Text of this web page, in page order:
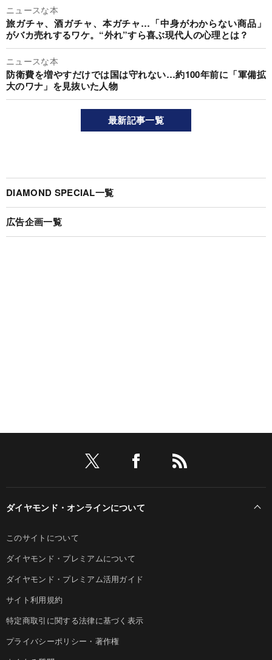
ニュースな本
旅ガチャ、酒ガチャ、本ガチャ…「中身がわからない商品」
がバカ売れするワケ。“外れ”すら喜ぶ現代人の心理とは？
ニュースな本
防衛費を増やすだけでは国は守れない…約100年前に「軍備拡
大のワナ」を見抜いた人物
最新記事一覧
DIAMOND SPECIAL一覧
広告企画一覧
ダイヤモンド・オンラインについて
このサイトについて
ダイヤモンド・プレミアムについて
ダイヤモンド・プレミアム活用ガイド
サイト利用規約
特定商取引に関する法律に基づく表示
プライバシーポリシー・著作権